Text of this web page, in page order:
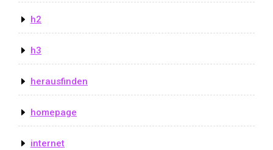
h2
h3
herausfinden
homepage
internet